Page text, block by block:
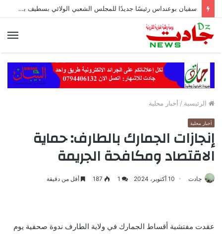
سفيان بوعنداس رئيسًا جديدًا للمجلس الشعبي الولائي بسطيف بالأغلبية
الرئيسية / أخبار محلية
أخبار محلية
إنجازات الجمارك بالطارف: حماية
الاقتصاد ومكافحة الجريمة
جادت 10 أكتوبر، 2024 1
187 أقل من دقيقة
عقدت مفتشية أقساط الجمارك في ولاية الطارف ندوة صحفية يوم